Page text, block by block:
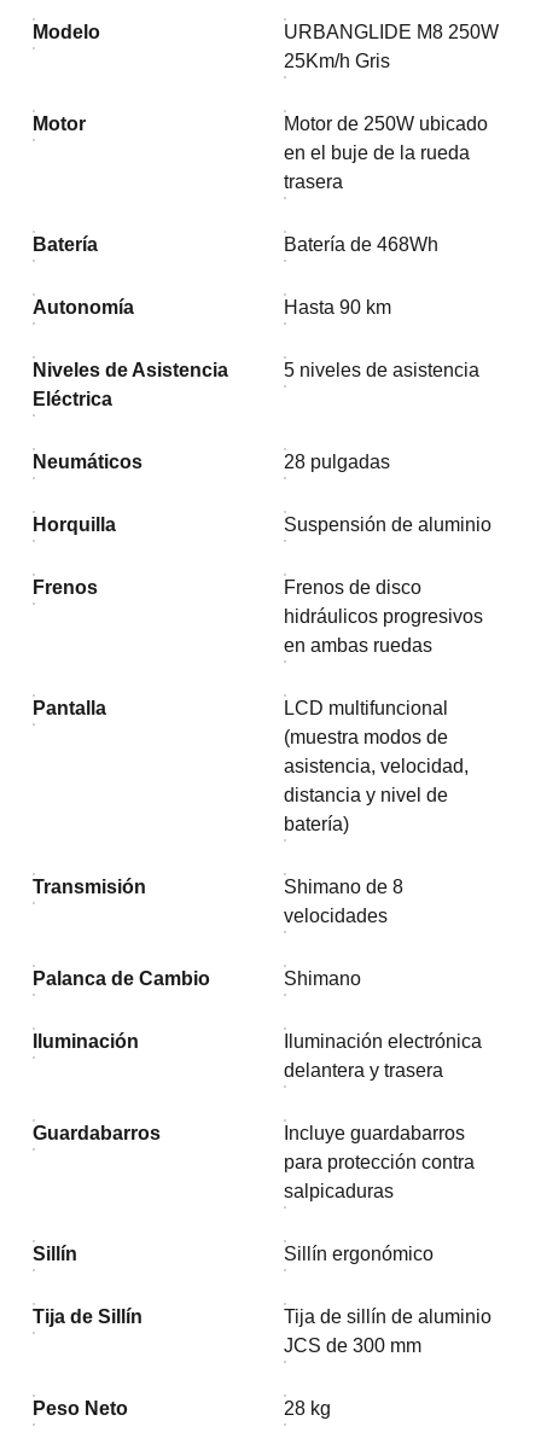
Modelo
URBANGLIDE M8 250W
25Km/h Gris
Motor
Motor de 250W ubicado
en el buje de la rueda
trasera
Batería Batería de 468Wh
Autonomía Hasta 90 km
Niveles de Asistencia
Eléctrica
5 niveles de asistencia
Neumáticos 28 pulgadas
Horquilla Suspensión de aluminio
Frenos
Frenos de disco
hidráulicos progresivos
en ambas ruedas
Pantalla
LCD multifuncional
(muestra modos de
asistencia, velocidad,
distancia y nivel de
batería)
Transmisión
Shimano de 8
velocidades
Palanca de Cambio Shimano
Iluminación
Iluminación electrónica
delantera y trasera
Guardabarros
Incluye guardabarros
para protección contra
salpicaduras
Sillín Sillín ergonómico
Tija de Sillín
Tija de sillín de aluminio
JCS de 300 mm
Peso Neto 28 kg